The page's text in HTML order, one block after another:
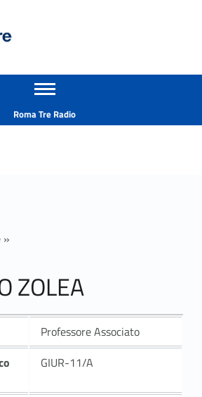
Apri il menu secondario
Roma Tre Radio
»
ZOLEA
Professore Associato
GIUR-11/A